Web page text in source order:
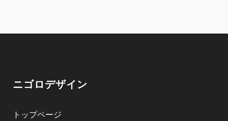
ニゴロデザイン
トップページ